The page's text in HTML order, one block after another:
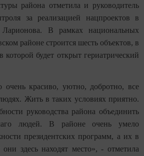
района отметила и руководитель
за реализацией нацпроектов в
Ларионова. В рамках национальных
районе строится шесть объектов, в
которой будет открыт гериатрический
красиво, уютно, добротно, все
Жить в таких условиях приятно.
руководства района объединить
людей. В районе очень умело
президентских программ, а их в
здесь находят место», - отметила